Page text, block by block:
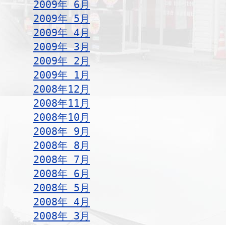
2009年 6月
2009年 5月
2009年 4月
2009年 3月
2009年 2月
2009年 1月
2008年12月
2008年11月
2008年10月
2008年 9月
2008年 8月
2008年 7月
2008年 6月
2008年 5月
2008年 4月
2008年 3月